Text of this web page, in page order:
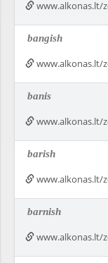
www.alkonas.lt/
bangish
www.alkonas.lt/
banis
www.alkonas.lt/
barish
www.alkonas.lt/
barnish
www.alkonas.lt/